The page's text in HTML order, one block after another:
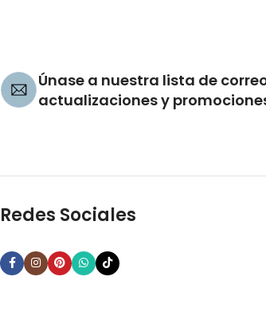
Únase a nuestra lista de
actualizaciones y
Redes Sociales